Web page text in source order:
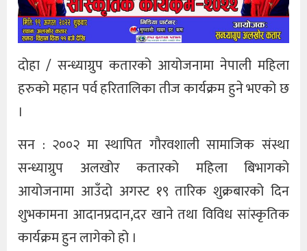
दोहा / सन्ध्याग्रुप कतारको आयोजनामा नेपाली महिला
हरुको महान पर्व हरितालिका तीज कार्यक्रम हुने भएको छ
।
सन : २००२ मा स्थापित गौरवशाली सामाजिक संस्था
सन्ध्याग्रुप अलखोर कतारको महिला बिभागको
आयोजनामा आउँदो अगस्ट १९ तारिक शुक्रबारको दिन
शुभकामना आदानप्रदान,दर खाने तथा विविध सांस्कृतिक
कार्यक्रम हुन लागेको हो ।